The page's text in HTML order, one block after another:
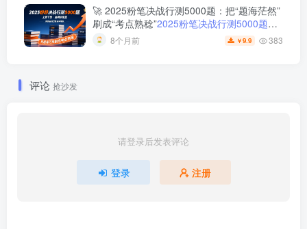
🚀 2025粉笔决战行测5000题：把“题海茫然”
刷成“考点熟稔”2025粉笔决战行测5000题上
册下册8个月前 ￥9.9 383
评论 抢沙发
请登录后发表评论
登录 注册